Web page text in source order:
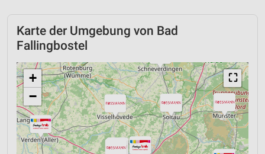
Karte der Umgebung von Bad
Fallingbostel
⛶
+
−